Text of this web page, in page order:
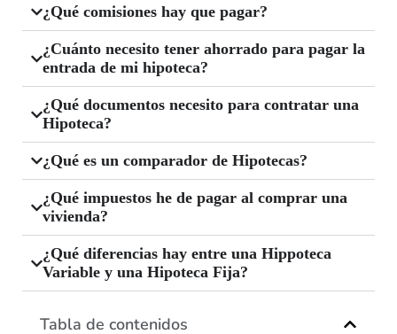
¿Qué comisiones hay que pagar?
¿Cuánto necesito tener ahorrado para pagar la
entrada de mi hipoteca?
¿Qué documentos necesito para contratar una
Hipoteca?
¿Qué es un comparador de Hipotecas?
¿Qué impuestos he de pagar al comprar una
vivienda?
¿Qué diferencias hay entre una Hippoteca
Variable y una Hipoteca Fija?
Tabla de contenidos